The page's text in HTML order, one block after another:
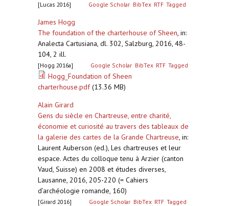
[Lucas 2016] Google Scholar BibTex RTF Tagged
James Hogg
The foundation of the charterhouse of Sheen, in:
Analecta Cartusiana, dl. 302, Salzburg, 2016, 48-
104, 2 ill.
[Hogg 2016a] Google Scholar BibTex RTF Tagged
Hogg_Foundation of Sheen
charterhouse.pdf(13.36 MB)
Alain Girard
Gens du siècle en Chartreuse, entre charité,
économie et curiosité au travers des tableaux de
la galerie des cartes de la Grande Chartreuse, in:
Laurent Auberson (ed.), Les chartreuses et leur
espace. Actes du colloque tenu à Arzier (canton
Vaud, Suisse) en 2008 et études diverses,
Lausanne, 2016, 205-220 (= Cahiers
d’archéologie romande, 160)
[Girard 2016] Google Scholar BibTex RTF Tagged